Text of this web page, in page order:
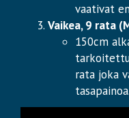
vaativat
Vaikea, 9 rata
150cm
tarkoitettu
rata joka
tasapainoa.